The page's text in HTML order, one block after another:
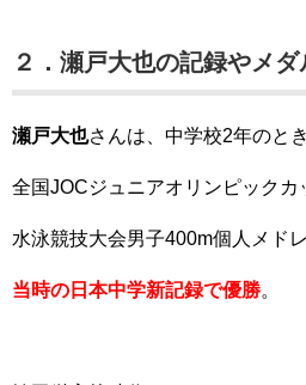
２．瀬戸大也の記録やメ
瀬戸大也さんは、中学校2年のと
全国JOCジュニアオリンピックカ
水泳競技大会男子400m個人メド
当時の日本中学新記録で優勝。